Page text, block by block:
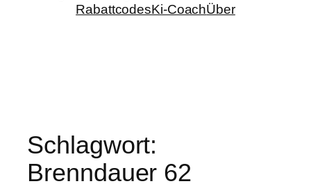
RabattcodesKi-CoachÜber
Schlagwort:
Brenndauer 62